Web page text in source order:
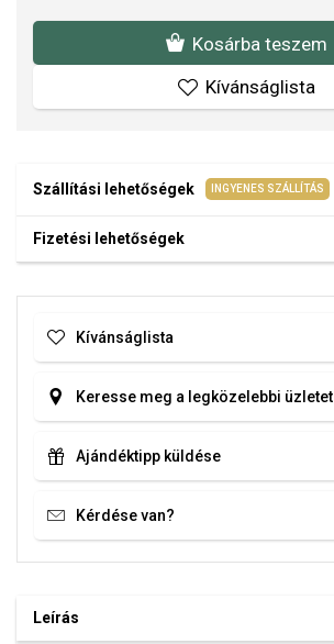
Kosárba teszem
Kívánságlista
Szállítási lehetőségek INGYENES SZÁLLÍTÁS
Fizetési lehetőségek
Kívánságlista
Keresse meg a legközelebbi üzletet
Ajándéktipp küldése
Kérdése van?
Leírás